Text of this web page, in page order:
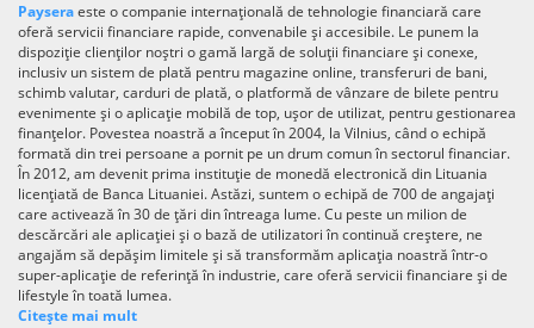
Payseraeste o companie internațională de tehnologie financiară care
oferă servicii financiare rapide, convenabile și accesibile. Le punem la
dispoziție clienților noștri o gamă largă de soluții financiare și conexe,
inclusiv un sistem de plată pentru magazine online, transferuri de bani,
schimb valutar, carduri de plată, o platformă de vânzare de bilete pentru
evenimente și o aplicație mobilă de top, ușor de utilizat, pentru gestionarea
finanțelor. Povestea noastră a început în 2004, la Vilnius, când o echipă
formată din trei persoane a pornit pe un drum comun în sectorul financiar.
În 2012, am devenit prima instituție de monedă electronică din Lituania
licențiată de Banca Lituaniei. Astăzi, suntem o echipă de 700 de angajați
care activează în 30 de țări din întreaga lume. Cu peste un milion de
descărcări ale aplicației și o bază de utilizatori în continuă creștere, ne
angajăm să depășim limitele și să transformăm aplicația noastră într-o
super-aplicație de referință în industrie, care oferă servicii financiare și de
lifestyle în toată lumea.
Citește mai mult